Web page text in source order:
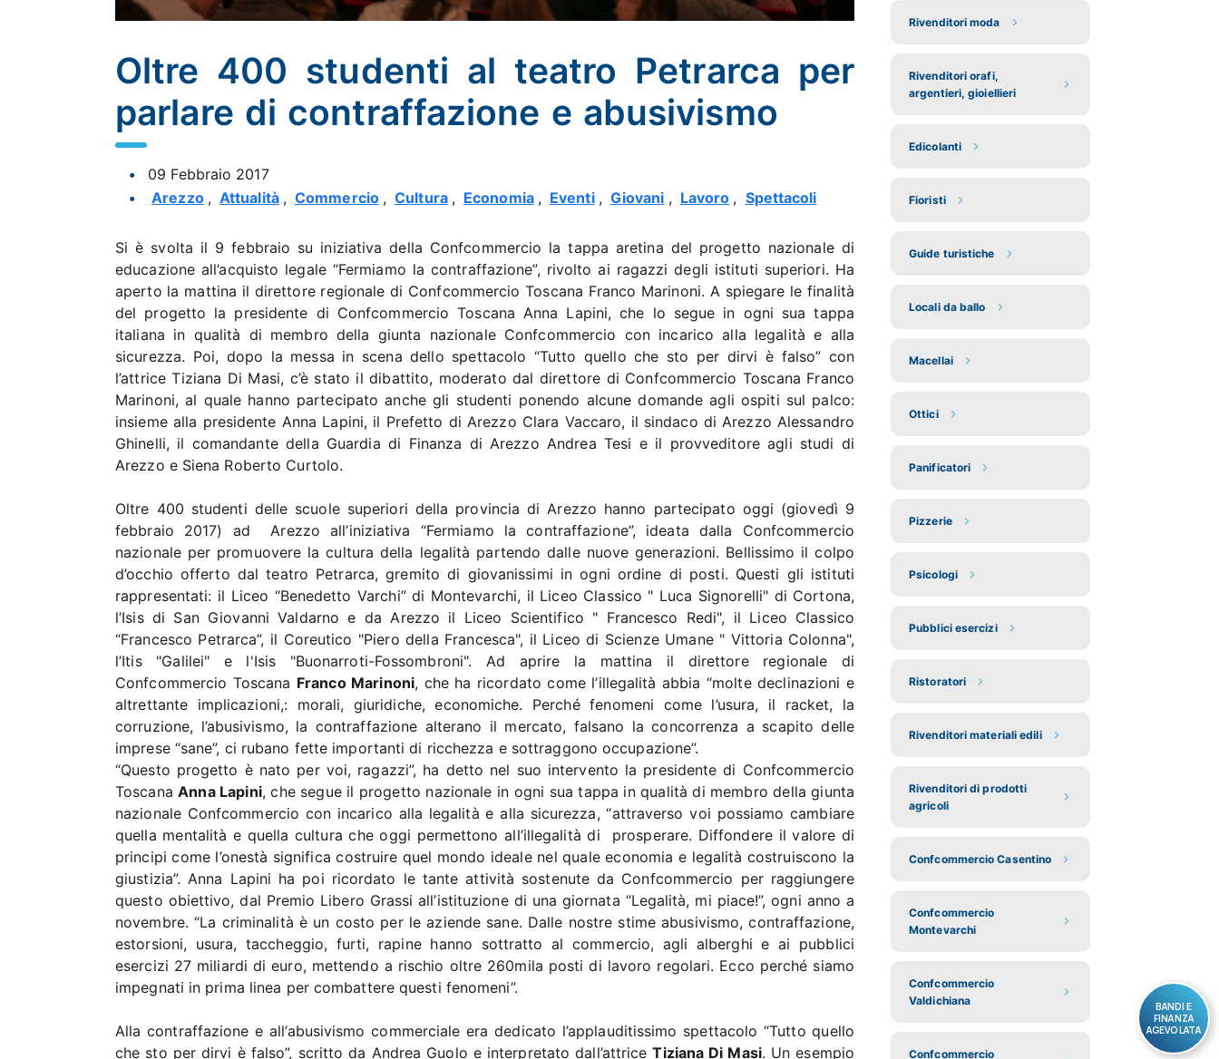
BANDI E
FINANZA
AGEVOLATA
Oltre 400 studenti al teatro Petrarca per
parlare di contraffazione e abusivismo
09 Febbraio 2017
Arezzo , Attualità , Commercio , Cultura , Economia , Eventi , Giovani , Lavoro , Spettacoli
Si è svolta il 9 febbraio su iniziativa della Confcommercio la tappa aretina del progetto nazionale di
educazione all’acquisto legale “Fermiamo la contraffazione”, rivolto ai ragazzi degli istituti superiori. Ha
aperto la mattina il direttore regionale di Confcommercio Toscana Franco Marinoni. A spiegare le finalità
del progetto la presidente di Confcommercio Toscana Anna Lapini, che lo segue in ogni sua tappa
italiana in qualità di membro della giunta nazionale Confcommercio con incarico alla legalità e alla
sicurezza. Poi, dopo la messa in scena dello spettacolo “Tutto quello che sto per dirvi è falso” con
l’attrice Tiziana Di Masi, c’è stato il dibattito, moderato dal direttore di Confcommercio Toscana Franco
Marinoni, al quale hanno partecipato anche gli studenti ponendo alcune domande agli ospiti sul palco:
insieme alla presidente Anna Lapini, il Prefetto di Arezzo Clara Vaccaro, il sindaco di Arezzo Alessandro
Ghinelli, il comandante della Guardia di Finanza di Arezzo Andrea Tesi e il provveditore agli studi di
Arezzo e Siena Roberto Curtolo.
Oltre 400 studenti delle scuole superiori della provincia di Arezzo hanno partecipato oggi (giovedì 9
febbraio 2017) ad Arezzo all’iniziativa “Fermiamo la contraffazione”, ideata dalla Confcommercio
nazionale per promuovere la cultura della legalità partendo dalle nuove generazioni. Bellissimo il colpo
d’occhio offerto dal teatro Petrarca, gremito di giovanissimi in ogni ordine di posti. Questi gli istituti
rappresentati: il Liceo “Benedetto Varchi” di Montevarchi, il Liceo Classico " Luca Signorelli" di Cortona,
l’Isis di San Giovanni Valdarno e da Arezzo il Liceo Scientifico " Francesco Redi", il Liceo Classico
“Francesco Petrarca”, il Coreutico "Piero della Francesca", il Liceo di Scienze Umane " Vittoria Colonna",
l’Itis "Galilei" e l'Isis "Buonarroti-Fossombroni". Ad aprire la mattina il direttore regionale di
Confcommercio Toscana Franco Marinoni, che ha ricordato come l’illegalità abbia “molte declinazioni e
altrettante implicazioni,: morali, giuridiche, economiche. Perché fenomeni come l’usura, il racket, la
corruzione, l’abusivismo, la contraffazione alterano il mercato, falsano la concorrenza a scapito delle
imprese “sane”, ci rubano fette importanti di ricchezza e sottraggono occupazione”.
“Questo progetto è nato per voi, ragazzi”, ha detto nel suo intervento la presidente di Confcommercio
ToscanaAnna Lapini, che segue il progetto nazionale in ogni sua tappa in qualità di membro della giunta
nazionale Confcommercio con incarico alla legalità e alla sicurezza, “attraverso voi possiamo cambiare
quella mentalità e quella cultura che oggi permettono all’illegalità di prosperare. Diffondere il valore di
principi come l’onestà significa costruire quel mondo ideale nel quale economia e legalità costruiscono la
giustizia”. Anna Lapini ha poi ricordato le tante attività sostenute da Confcommercio per raggiungere
questo obiettivo, dal Premio Libero Grassi all’istituzione di una giornata “Legalità, mi piace!”, ogni anno a
novembre. “La criminalità è un costo per le aziende sane. Dalle nostre stime abusivismo, contraffazione,
estorsioni, usura, taccheggio, furti, rapine hanno sottratto al commercio, agli alberghi e ai pubblici
esercizi 27 miliardi di euro, mettendo a rischio oltre 260mila posti di lavoro regolari. Ecco perché siamo
impegnati in prima linea per combattere questi fenomeni”.
Alla contraffazione e all’abusivismo commerciale era dedicato l’applauditissimo spettacolo “Tutto quello
che sto per dirvi è falso”, scritto da Andrea Guolo e interpretato dall’attriceTiziana Di Masi. Un esempio
Rivenditori moda
Rivenditori orafi,
argentieri, gioiellieri
Edicolanti
Fioristi
Guide turistiche
Locali da ballo
Macellai
Ottici
Panificatori
Pizzerie
Psicologi
Pubblici esercizi
Ristoratori
Rivenditori materiali edili
Rivenditori di prodotti
agricoli
Confcommercio Casentino
Confcommercio
Montevarchi
Confcommercio
Valdichiana
Confcommercio